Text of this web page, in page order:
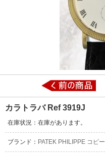
カラトラバ Ref 3919J
在庫状況：在庫があります。
ブランド： PATEK PHILIPPE コピー